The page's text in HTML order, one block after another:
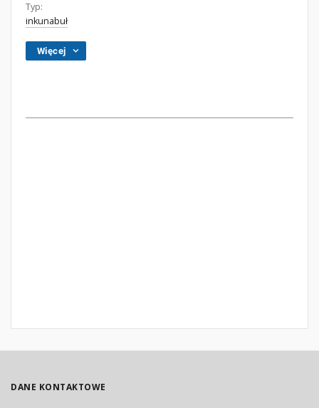
Typ:
inkunabuł
Więcej
DANE KONTAKTOWE